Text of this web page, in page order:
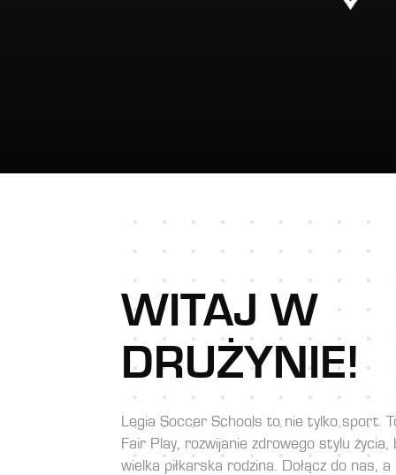
WITAJ W
DRUŻYNIE!
Legia Soccer Schools to nie tylko sport.
Fair Play, rozwijanie zdrowego stylu życia,
wielka piłkarska rodzina. Dołącz do nas,